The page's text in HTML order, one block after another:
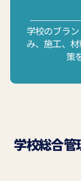
学校のブラ
み、施工、
策
学校総合管